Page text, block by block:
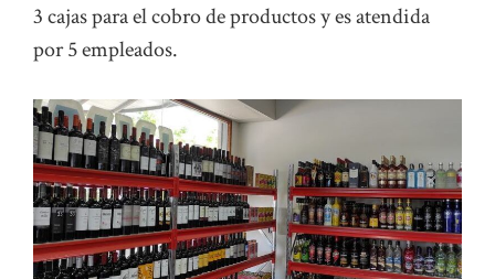
3 cajas para el cobro de productos y es atendida
por 5 empleados.